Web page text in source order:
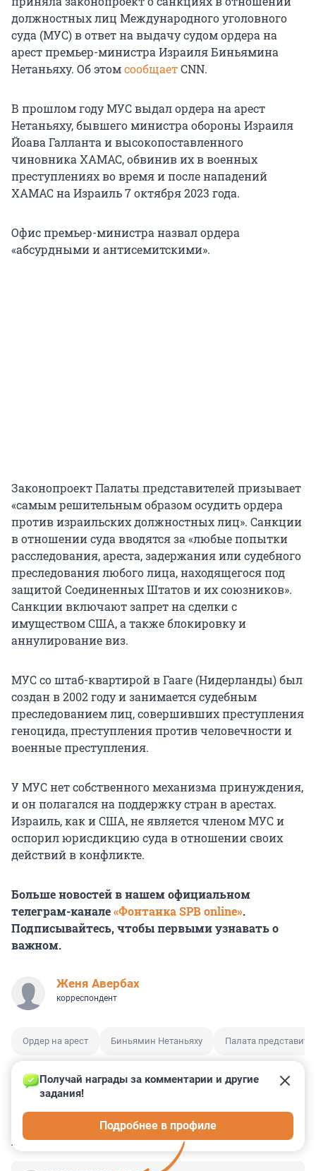
должностных лиц Международного уголовного
суда (МУС) в ответ на выдачу судом ордера на
арест премьер-министра Израиля Биньямина
Нетаньяху. Об этомсообщаетCNN.
В прошлом году МУС выдал ордера на арест
Нетаньяху, бывшего министра обороны Израиля
Йоава Галланта и высокопоставленного
чиновника ХАМАС, обвинив их в военных
преступлениях во время и после нападений
ХАМАС на Израиль 7 октября 2023 года.
Офис премьер-министра назвал ордера
«абсурдными и антисемитскими».
Законопроект Палаты представителей призывает
«самым решительным образом осудить ордера
против израильских должностных лиц». Санкции
в отношении суда вводятся за «любые попытки
расследования, ареста, задержания или судебного
преследования любого лица, находящегося под
защитой Соединенных Штатов и их союзников».
Санкции включают запрет на сделки с
имуществом США, а также блокировку и
аннулирование виз.
МУС со штаб-квартирой в Гааге (Нидерланды) был
создан в 2002 году и занимается судебным
преследованием лиц, совершивших преступления
геноцида, преступления против человечности и
военные преступления.
У МУС нет собственного механизма принуждения,
и он полагался на поддержку стран в арестах.
Израиль, как и США, не является членом МУС и
оспорил юрисдикцию суда в отношении своих
действий в конфликте.
Больше новостей в нашем официальном
телеграм-канале«Фонтанка SPB online».
Подписывайтесь, чтобы первыми узнавать о
важном.
Женя Авербах
корреспондент
Ордер на арест Биньямин Нетаньяху Палата
КОММЕНТАРИИ 38
Получай награды за комментарии и другие
задания!
Подробнее в профиле